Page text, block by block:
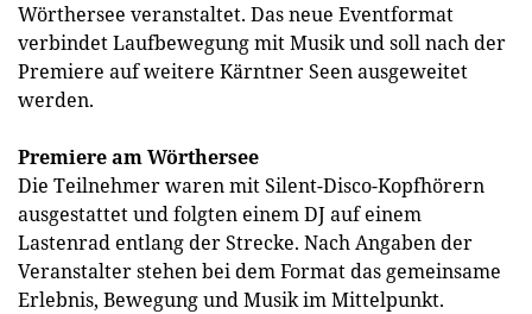
Wörthersee veranstaltet. Das neue Eventformat
verbindet Laufbewegung mit Musik und soll nach der
Premiere auf weitere Kärntner Seen ausgeweitet
werden.
Premiere am Wörthersee
Die Teilnehmer waren mit Silent-Disco-Kopfhörern
ausgestattet und folgten einem DJ auf einem
Lastenrad entlang der Strecke. Nach Angaben der
Veranstalter stehen bei dem Format das gemeinsame
Erlebnis, Bewegung und Musik im Mittelpunkt.